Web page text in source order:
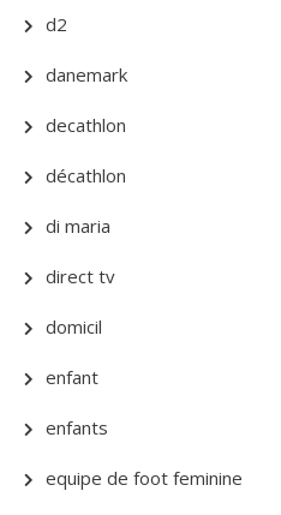
d2
danemark
decathlon
décathlon
di maria
direct tv
domicil
enfant
enfants
equipe de foot feminine